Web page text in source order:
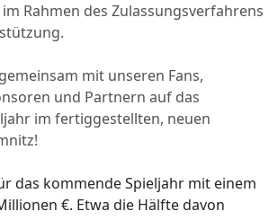
Rahmen des Zulassungsverfahrens
mit unseren Fans,
und Partnern auf das
im fertiggestellten, neuen
das kommende Spieljahr mit einem
€. Etwa die Hälfte davon